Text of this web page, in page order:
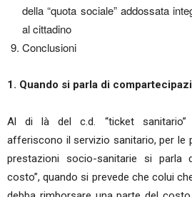
della “quota sociale” addossata
al cittadino
Conclusioni
1. Quando si parla di
Al di là del c.d. “ticket
afferiscono il servizio sanitario, per le
prestazioni socio-sanitarie si parla
costo”, quando si prevede che colui